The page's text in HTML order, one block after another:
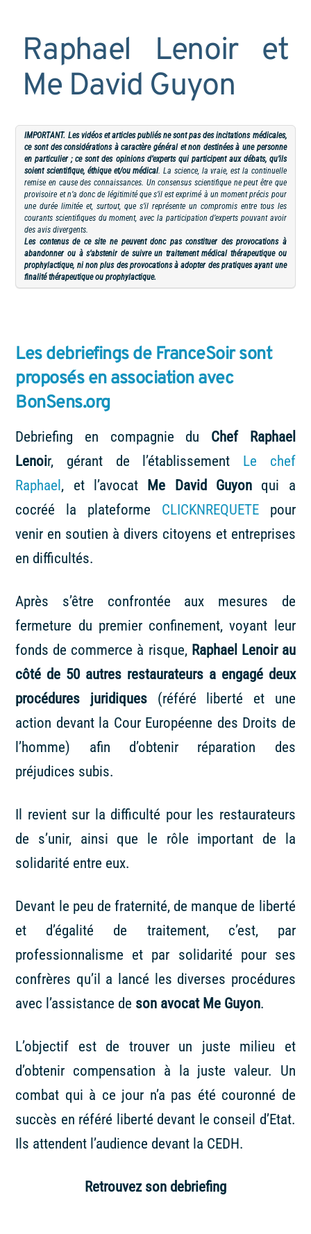
Raphael Lenoir et
Me David Guyon
IMPORTANT. Les vidéos et articles publiés ne sont pas des incitations médicales,
ce sont des considérations à caractère général et non destinées à une personne
en particulier ; ce sont des opinions d’experts qui participent aux débats, qu’ils
soient scientifique, éthique et/ou médical. La science, la vraie, est la continuelle
remise en cause des connaissances. Un consensus scientifique ne peut être que
provisoire et n’a donc de légitimité que s’il est exprimé à un moment précis pour
une durée limitée et, surtout, que s’il représente un compromis entre tous les
courants scientifiques du moment, avec la participation d’experts pouvant avoir
des avis divergents.
Les contenus de ce site ne peuvent donc pas constituer des provocations à
abandonner ou à s’abstenir de suivre un traitement médical thérapeutique ou
prophylactique, ni non plus des provocations à adopter des pratiques ayant une
finalité thérapeutique ou prophylactique.
Les debriefings de FranceSoir sont
proposés en association avec
BonSens.org
Debriefing en compagnie du Chef Raphael
Lenoir, gérant de l’établissement Le chef
Raphael , et l’avocat Me David Guyonqui a
cocréé la plateforme
CLICKNREQUETE
pour
venir en soutien à divers citoyens et entreprises
en difficultés.
Après s’être confrontée aux mesures de
fermeture du premier confinement, voyant leur
fonds de commerce à risque,Raphael Lenoir au
côté de 50 autres restaurateurs a engagé deux
procédures juridiques (référé liberté et une
action devant la Cour Européenne des Droits de
l’homme) afin d’obtenir réparation des
préjudices subis.
Il revient sur la difficulté pour les restaurateurs
de s’unir, ainsi que le rôle important de la
solidarité entre eux.
Devant le peu de fraternité, de manque de liberté
et d’égalité de traitement, c’est, par
professionnalisme et par solidarité pour ses
confrères qu’il a lancé les diverses procédures
avec l’assistance de son avocat Me Guyon.
L’objectif est de trouver un juste milieu et
d’obtenir compensation à la juste valeur. Un
combat qui à ce jour n’a pas été couronné de
succès en référé liberté devant le conseil d’Etat.
Ils attendent l’audience devant la CEDH.
Retrouvez son debriefing